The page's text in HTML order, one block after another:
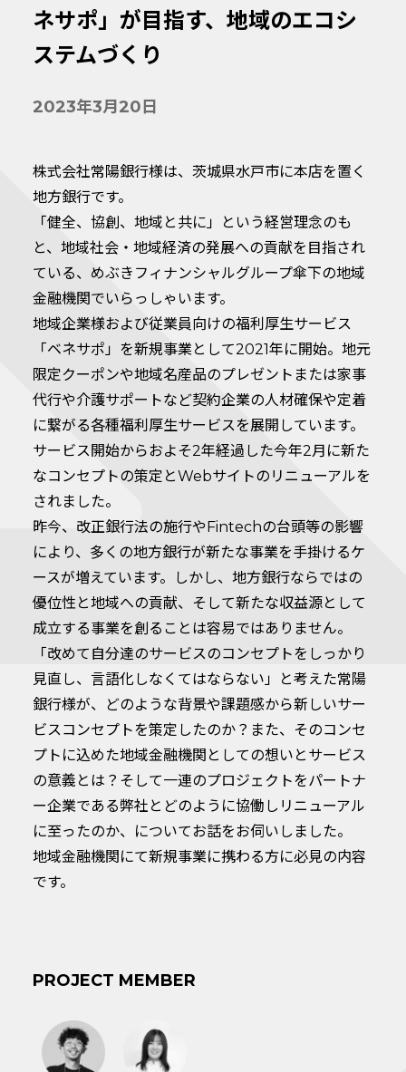
ネサポ」が目指す、地域のエコシ
ステムづくり
2023年3月20日
株式会社常陽銀行様は、茨城県水戸市に本店を置く
地方銀行です。
「健全、協創、地域と共に」という経営理念のも
と、地域社会・地域経済の発展への貢献を目指され
ている、めぶきフィナンシャルグループ傘下の地域
金融機関でいらっしゃいます。
地域企業様および従業員向けの福利厚生サービス
「ベネサポ」を新規事業として2021年に開始。地元
限定クーポンや地域名産品のプレゼントまたは家事
代行や介護サポートなど契約企業の人材確保や定着
に繋がる各種福利厚生サービスを展開しています。
サービス開始からおよそ2年経過した今年2月に新た
なコンセプトの策定とWebサイトのリニューアルを
されました。
昨今、改正銀行法の施行やFintechの台頭等の影響
により、多くの地方銀行が新たな事業を手掛けるケ
ースが増えています。しかし、地方銀行ならではの
優位性と地域への貢献、そして新たな収益源として
成立する事業を創ることは容易ではありません。
「改めて自分達のサービスのコンセプトをしっかり
見直し、言語化しなくてはならない」と考えた常陽
銀行様が、どのような背景や課題感から新しいサー
ビスコンセプトを策定したのか？また、そのコンセ
プトに込めた地域金融機関としての想いとサービス
の意義とは？そして一連のプロジェクトをパートナ
ー企業である弊社とどのように協働しリニューアル
に至ったのか、についてお話をお伺いしました。
地域金融機関にて新規事業に携わる方に必見の内容
です。
PROJECT MEMBER